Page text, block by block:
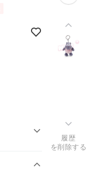
履歴
を削除する